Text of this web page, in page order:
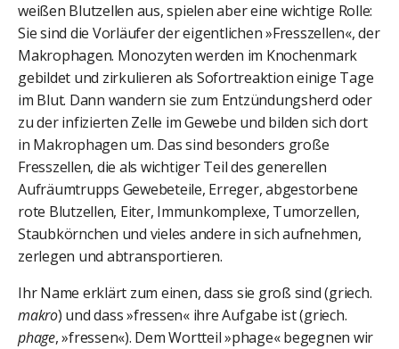
weißen Blutzellen aus, spielen aber eine wichtige Rolle:
Sie sind die Vorläufer der eigentlichen »Fresszellen«, der
Makrophagen. Monozyten werden im Knochenmark
gebildet und zirkulieren als Sofortreaktion einige Tage
im Blut. Dann wandern sie zum Entzündungsherd oder
zu der infizierten Zelle im Gewebe und bilden sich dort
in Makrophagen um. Das sind besonders große
Fresszellen, die als wichtiger Teil des generellen
Aufräumtrupps Gewebeteile, Erreger, abgestorbene
rote Blutzellen, Eiter, Immunkomplexe, Tumorzellen,
Staubkörnchen und vieles andere in sich aufnehmen,
zerlegen und abtransportieren.
Ihr Name erklärt zum einen, dass sie groß sind (griech.
makro) und dass »fressen« ihre Aufgabe ist (griech.
phage, »fressen«). Dem Wortteil »phage« begegnen wir